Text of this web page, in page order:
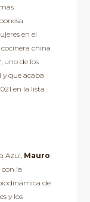
en el
china
uno de los
que acaba
en la lista
Azul, Mauro
la
de
y los